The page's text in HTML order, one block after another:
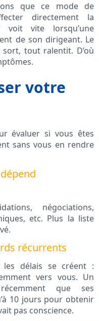
que ce mode de
directement la
vite lorsqu’une
de son dirigeant. Le
tout ralentit. D’où
votre
évaluer si vous êtes
sans vous en rendre
négociations,
etc. Plus la liste
récurrents
les délais se créent :
vers vous. Un
que ses
10 jours pour obtenir
pas conscience.